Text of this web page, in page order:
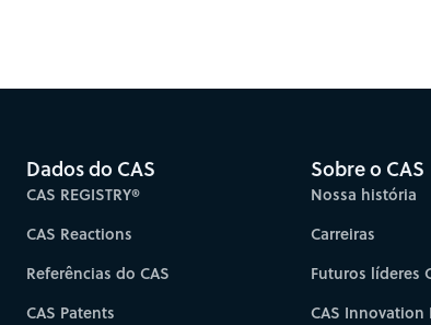
Dados do CAS
CAS REGISTRY®
CAS Reactions
Referências do CAS
CAS Patents
Sobre o CAS
Nossa história
Carreiras
Futuros líderes
CAS